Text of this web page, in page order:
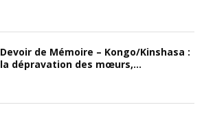
Devoir de Mémoire – Kongo/Kinshasa :
la dépravation des mœurs,...